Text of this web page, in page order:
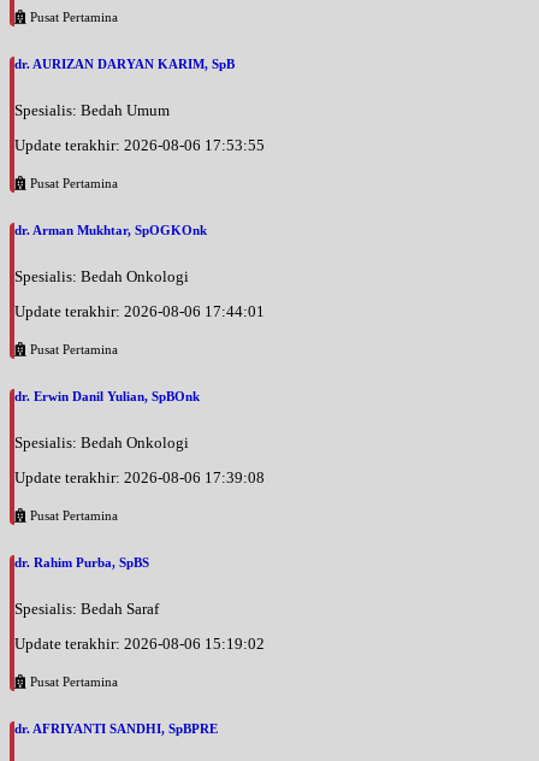
Pusat Pertamina
dr. AURIZAN DARYAN KARIM, SpB
Spesialis: Bedah Umum
Update terakhir: 2026-08-06 17:53:55
Pusat Pertamina
dr. Arman Mukhtar, SpOGKOnk
Spesialis: Bedah Onkologi
Update terakhir: 2026-08-06 17:44:01
Pusat Pertamina
dr. Erwin Danil Yulian, SpBOnk
Spesialis: Bedah Onkologi
Update terakhir: 2026-08-06 17:39:08
Pusat Pertamina
dr. Rahim Purba, SpBS
Spesialis: Bedah Saraf
Update terakhir: 2026-08-06 15:19:02
Pusat Pertamina
dr. AFRIYANTI SANDHI, SpBPRE